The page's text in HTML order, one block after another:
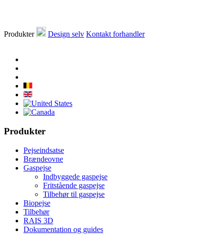
Produkter Design selv Kontakt forhandler
Produkter
Pejseindsatse
Brændeovne
Gaspejse
Indbyggede gaspejse
Fritstående gaspejse
Tilbehør til gaspejse
Biopejse
Tilbehør
RAIS 3D
Dokumentation og guides